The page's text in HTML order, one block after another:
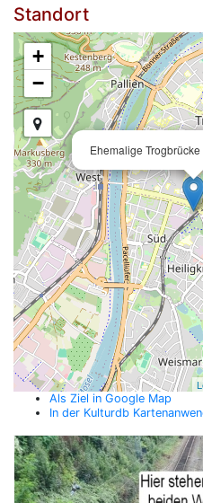
Standort
Ehemalige
+
−
Als Ziel in Google Map
In der Kulturdb